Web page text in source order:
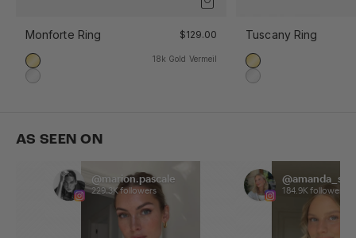
Monforte Ring $129.00
18k Gold Vermeil
925 Sterling Silber
18k Gold Vermeil
Tuscany Ring
18k Gold Vermeil
925 Sterling Silber
AS SEEN ON
@marion.pascale
229.3K followers
@amanda_sand
184.9K followers